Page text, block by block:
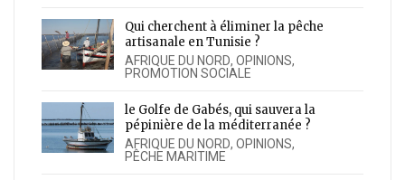
Qui cherchent à éliminer la pêche
artisanale en Tunisie ?
AFRIQUE DU NORD, OPINIONS,
PROMOTION SOCIALE
le Golfe de Gabés, qui sauvera la
pépinière de la méditerranée ?
AFRIQUE DU NORD, OPINIONS,
PÊCHE MARITIME